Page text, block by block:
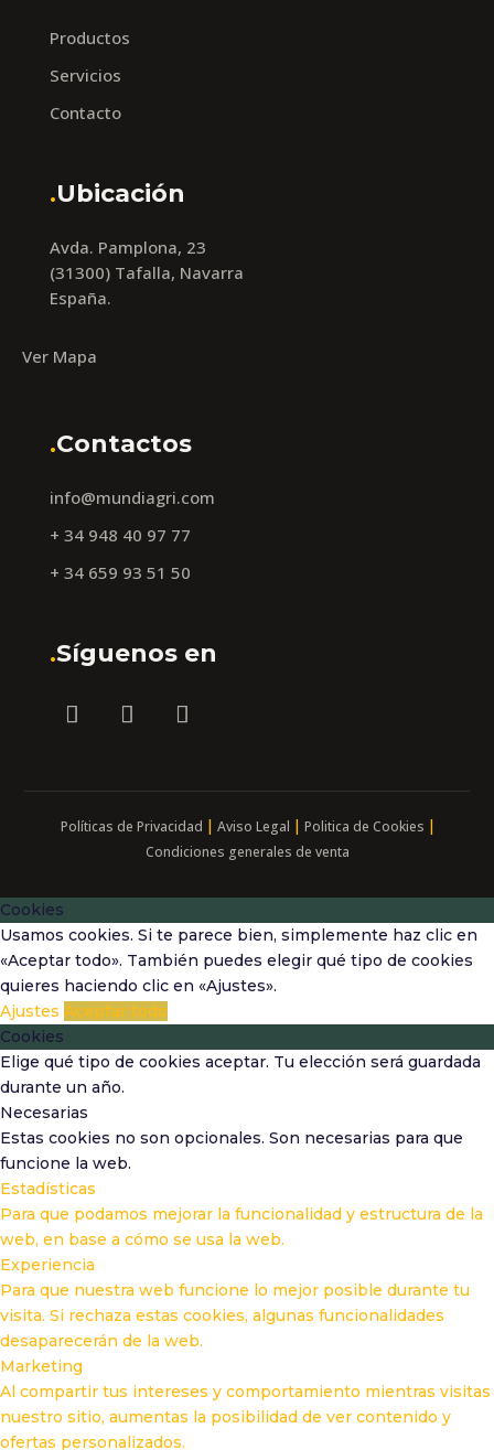
Productos
Servicios
Contacto
.Ubicación
Avda. Pamplona, 23
(31300) Tafalla, Navarra
España.
Ver Mapa
.Contactos
info@mundiagri.com
+ 34 948 40 97 77
+ 34 659 93 51 50
.Síguenos en
Políticas de Privacidad | Aviso Legal | Politica de Cookies |
Condiciones generales de venta
Cookies
Usamos cookies. Si te parece bien, simplemente haz clic en
«Aceptar todo». También puedes elegir qué tipo de cookies
quieres haciendo clic en «Ajustes».
Ajustes Aceptar todo
Cookies
Elige qué tipo de cookies aceptar. Tu elección será guardada
durante un año.
Necesarias
Estas cookies no son opcionales. Son necesarias para que
funcione la web.
Estadísticas
Para que podamos mejorar la funcionalidad y estructura de la
web, en base a cómo se usa la web.
Experiencia
Para que nuestra web funcione lo mejor posible durante tu
visita. Si rechaza estas cookies, algunas funcionalidades
desaparecerán de la web.
Marketing
Al compartir tus intereses y comportamiento mientras visitas
nuestro sitio, aumentas la posibilidad de ver contenido y
ofertas personalizados.